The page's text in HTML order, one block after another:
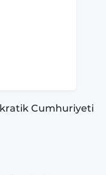
Cumhuriyeti